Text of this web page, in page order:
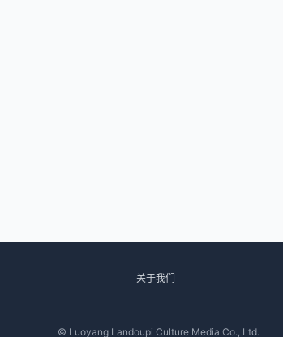
关于我们
© Luoyang Landoupi Culture Media Co., Ltd.